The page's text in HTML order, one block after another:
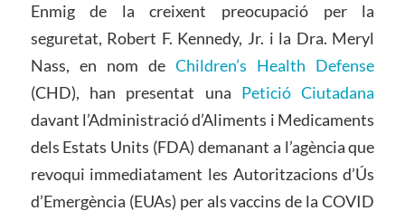
Enmig de la creixent preocupació per la
seguretat, Robert F. Kennedy, Jr. i la Dra. Meryl
Nass, en nom deChildren’s Health Defense
(CHD), han presentat una Petició Ciutadana
davant l’Administració d’Aliments i Medicaments
dels Estats Units (FDA) demanant a l’agència que
revoqui immediatament les Autoritzacions d’Ús
d’Emergència (EUAs) per als vaccins de la COVID